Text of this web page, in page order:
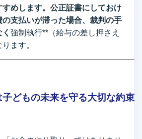
すめします。公正証書にしておけ
の支払いが滞った場合、裁判の手
強制執行**（給与の差し押さえ
ます。
どもの未来を守る大切な約束